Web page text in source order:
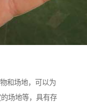
和场地，可以为
场地等，具有存